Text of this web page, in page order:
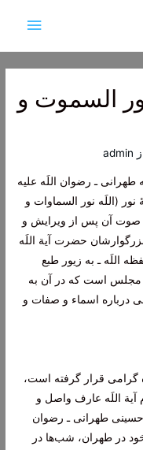
اصلی
السموت و
admin
ـ رضوان اللَه علیه
نور (اللَه نور السماوات و
صوت آن پس از ویرایش و
حضرت آیة اللَه
اللَه ـ به زیور طبع
مجلس است که در آن به
درباره اسماء و صفات و
گرامی قرار گرفته است،
اللَه عارف واصل و
طهرانی ـ رضوان
در طهران، شب‌ها در